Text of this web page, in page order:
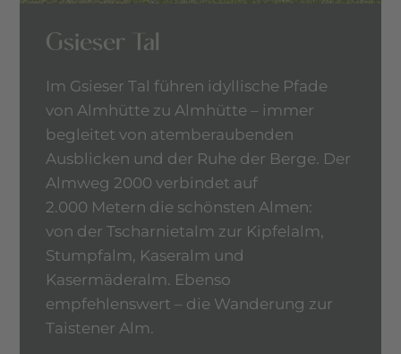
Gsieser Tal
Im Gsieser Tal führen idyllische Pfade
von Almhütte zu Almhütte – immer
begleitet von atemberaubenden
Ausblicken und der Ruhe der Berge. Der
Almweg 2000 verbindet auf
2.000 Metern die schönsten Almen:
von der Tscharnietalm zur Kipfelalm,
Stumpfalm, Kaseralm und
Kasermäderalm. Ebenso
empfehlenswert – die Wanderung zur
Taistener Alm.